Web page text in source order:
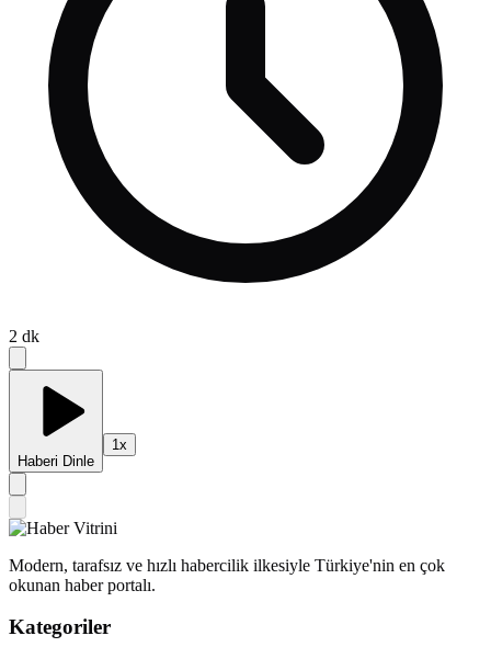
2 dk
Haberi Dinle
1x
Modern, tarafsız ve hızlı habercilik ilkesiyle Türkiye'nin en çok
okunan haber portalı.
Kategoriler